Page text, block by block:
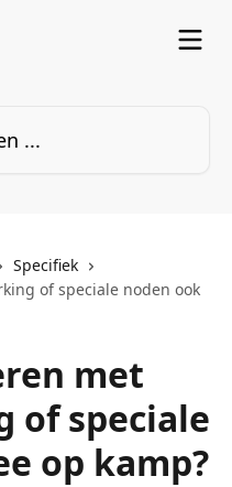
Specifiek
of speciale noden ook
met
of speciale
op kamp?